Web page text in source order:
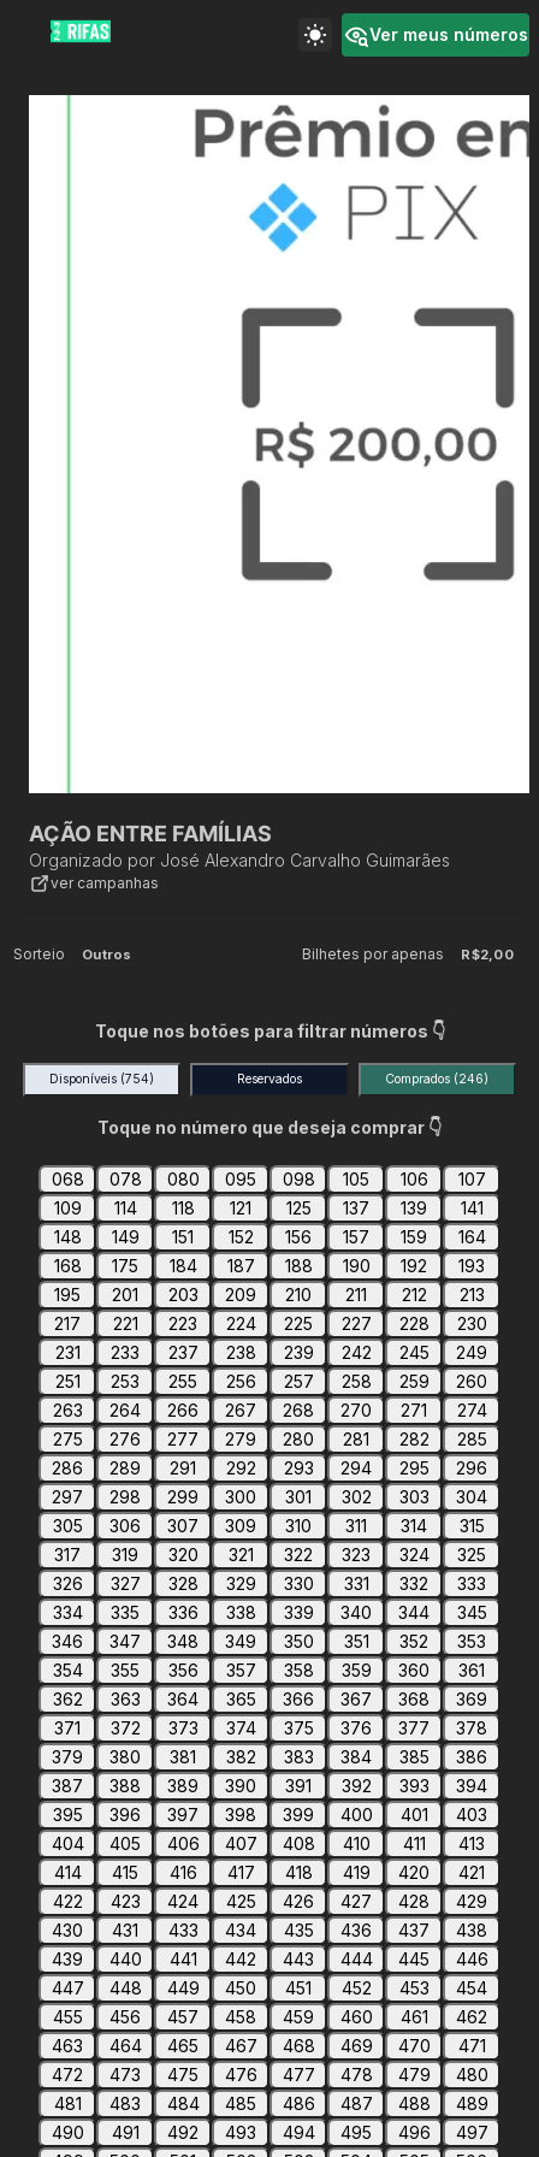
Ver meus números
AÇÃO ENTRE FAMÍLIAS
Organizado por José Alexandro Carvalho Guimarães
ver campanhas
Sorteio Outros Bilhetes por apenas R$2,00
Toque nos botões para filtrar números 👇
Disponíveis (754) Reservados Comprados (246)
Toque no número que deseja comprar 👇
068 078 080 095 098 105 106
107
109
114 118 121 125 137 139
141
148
149 151 152 156 157 159
164
168
175 184 187 188 190 192
193
195
201 203 209 210 211 212
213
217
221 223 224 225 227 228
230
231
233 237 238 239 242 245
249
251
253 255 256 257 258 259
260
263
264 266 267 268 270 271
274
275
276 277 279 280 281 282
285
286
289 291 292 293 294 295
296
297
298 299 300 301 302 303
304
305
306 307 309 310 311 314
315
317
319 320 321 322 323 324
325
326
327 328 329 330 331 332
333
334
335 336 338 339 340 344
345
346
347 348 349 350 351 352
353
354
355 356 357 358 359 360
361
362
363 364 365 366 367 368
369
371
372 373 374 375 376 377
378
379
380 381 382 383 384 385
386
387
388 389 390 391 392 393
394
395
396 397 398 399 400 401
403
404
405 406 407 408 410 411
413
414
415 416 417 418 419 420
421
422
423 424 425 426 427 428
429
430
431 433 434 435 436 437
438
439
440 441 442 443 444 445
446
447
448 449 450 451 452 453
454
455
456 457 458 459 460 461
462
463
464 465 467 468 469 470
471
472
473 475 476 477 478 479
480
481
483 484 485 486 487 488
489
490
491 492 493 494 495 496
497